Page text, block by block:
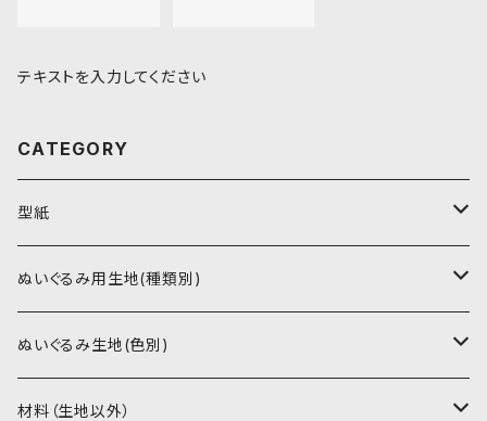
テキストを入力してください
CATEGORY
型紙
書籍（紙の本）
PDFデータ（ダウンロード）
ぬいぐるみ用生地(種類別)
ソフトボア（短毛）
ソフトボア（5mm）
ぬいぐるみ生地(色別)
ソフトボア
材料（生地以外）